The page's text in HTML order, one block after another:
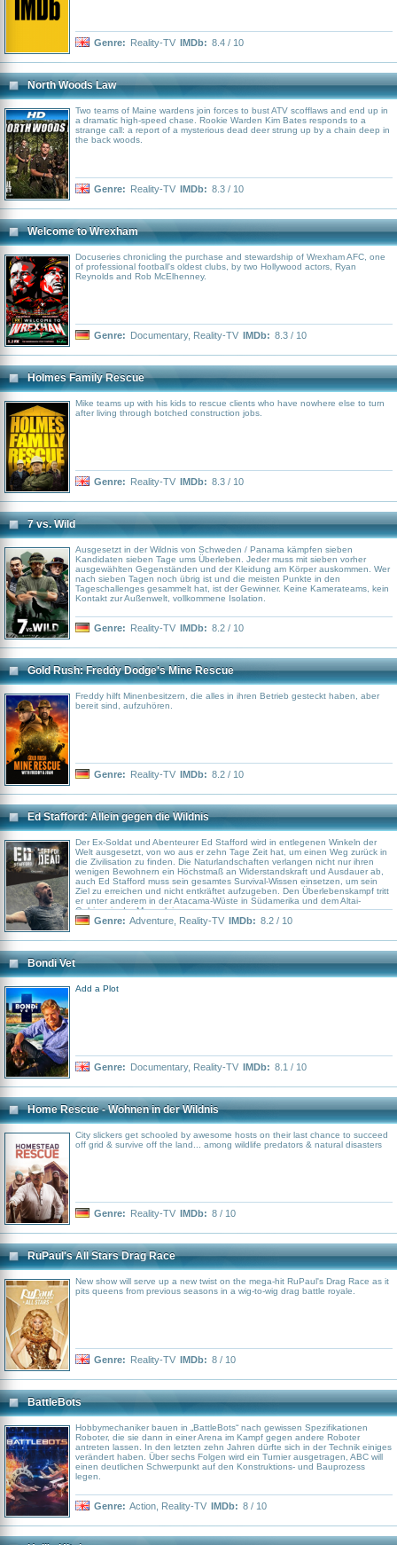
Genre: Reality-TV IMDb: 8.4 / 10
North Woods Law
Two teams of Maine wardens join forces to bust ATV scofflaws and end up in
a dramatic high-speed chase. Rookie Warden Kim Bates responds to a
strange call: a report of a mysterious dead deer strung up by a chain deep in
the back woods.
Genre: Reality-TV IMDb: 8.3 / 10
Welcome to Wrexham
Docuseries chronicling the purchase and stewardship of Wrexham AFC, one
of professional football's oldest clubs, by two Hollywood actors, Ryan
Reynolds and Rob McElhenney.
Genre: Documentary, Reality-TV IMDb: 8.3 / 10
Holmes Family Rescue
Mike teams up with his kids to rescue clients who have nowhere else to turn
after living through botched construction jobs.
Genre: Reality-TV IMDb: 8.3 / 10
7 vs. Wild
Ausgesetzt in der Wildnis von Schweden / Panama kämpfen sieben
Kandidaten sieben Tage ums Überleben. Jeder muss mit sieben vorher
ausgewählten Gegenständen und der Kleidung am Körper auskommen. Wer
nach sieben Tagen noch übrig ist und die meisten Punkte in den
Tageschallenges gesammelt hat, ist der Gewinner. Keine Kamerateams, kein
Kontakt zur Außenwelt, vollkommene Isolation.
Genre: Reality-TV IMDb: 8.2 / 10
Gold Rush: Freddy Dodge's Mine Rescue
Freddy hilft Minenbesitzern, die alles in ihren Betrieb gesteckt haben, aber
bereit sind, aufzuhören.
Genre: Reality-TV IMDb: 8.2 / 10
Ed Stafford: Allein gegen die Wildnis
Der Ex-Soldat und Abenteurer Ed Stafford wird in entlegenen Winkeln der
Welt ausgesetzt, von wo aus er zehn Tage Zeit hat, um einen Weg zurück in
die Zivilisation zu finden. Die Naturlandschaften verlangen nicht nur ihren
wenigen Bewohnern ein Höchstmaß an Widerstandskraft und Ausdauer ab,
auch Ed Stafford muss sein gesamtes Survival-Wissen einsetzen, um sein
Ziel zu erreichen und nicht entkräftet aufzugeben. Den Überlebenskampf tritt
er unter anderem in der Atacama-Wüste in Südamerika und dem Altai-
Gebirge in der Mongolei an
Genre: Adventure Reality-TV IMDb: 8.2 / 10
Bondi Vet
Add a Plot
Genre: Documentary, Reality-TV IMDb: 8.1 / 10
Home Rescue - Wohnen in der Wildnis
City slickers get schooled by awesome hosts on their last chance to succeed
off grid & survive off the land... among wildlife predators & natural disasters
Genre: Reality-TV IMDb: 8 / 10
RuPaul's All Stars Drag Race
New show will serve up a new twist on the mega-hit RuPaul's Drag Race as it
pits queens from previous seasons in a wig-to-wig drag battle royale.
Genre: Reality-TV IMDb: 8 / 10
BattleBots
Hobbymechaniker bauen in „BattleBots“ nach gewissen Spezifikationen
Roboter, die sie dann in einer Arena im Kampf gegen andere Roboter
antreten lassen. In den letzten zehn Jahren dürfte sich in der Technik einiges
verändert haben. Über sechs Folgen wird ein Turnier ausgetragen, ABC will
einen deutlichen Schwerpunkt auf den Konstruktions- und Bauprozess
legen.
Genre: Action Reality-TV IMDb: 8 / 10